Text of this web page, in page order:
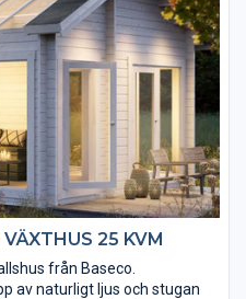
25 KVM
från Baseco.
av naturligt ljus och stugan